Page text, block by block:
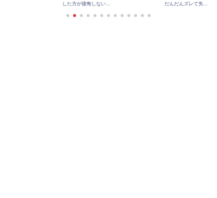
した方が後悔しない...
だんだんズレて失...